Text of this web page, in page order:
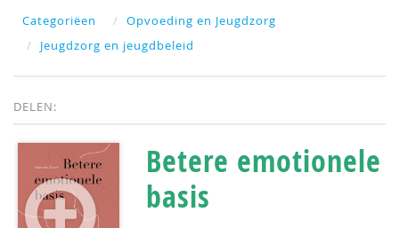
Categoriëen
Opvoeding en Jeugdzorg
Jeugdzorg en jeugdbeleid
DELEN:
Betere emotionele
basis